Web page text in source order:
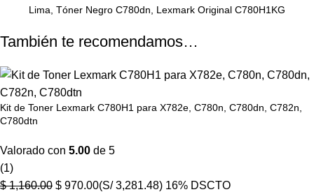
Lima, Tóner Negro C780dn, Lexmark Original C780H1KG
También te recomendamos…
Kit de Toner Lexmark C780H1 para X782e, C780n, C780dn, C782n,
C780dtn
Valorado con 5.00 de 5
(1)
$1,160.00 $ 970.00(S/ 3,281.48) 16% DSCTO